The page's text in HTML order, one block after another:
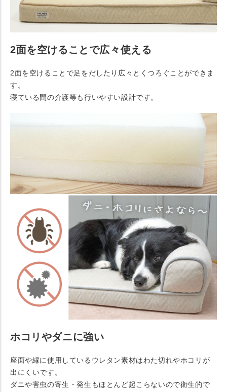
2面を空けることで広々使える
2面を空けることで足をだしたり広々とくつろぐことができま
す。
寝ている間の介護等も行いやすい設計です。
ホコリやダニに強い
座面や縁に使用しているウレタン素材はわた切れやホコリが
出にくいです。
ダニや害虫の寄生・発生もほとんど起こらないので衛生的で